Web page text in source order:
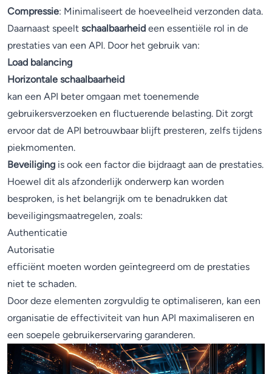
Compressie: Minimaliseert de hoeveelheid verzonden data.
Daarnaast speelt schaalbaarheid een essentiële rol in de
prestaties van een API. Door het gebruik van:
Load balancing
Horizontale schaalbaarheid
kan een API beter omgaan met toenemende
gebruikersverzoeken en fluctuerende belasting. Dit zorgt
ervoor dat de API betrouwbaar blijft presteren, zelfs tijdens
piekmomenten.
Beveiliging is ook een factor die bijdraagt aan de prestaties.
Hoewel dit als afzonderlijk onderwerp kan worden
besproken, is het belangrijk om te benadrukken dat
beveiligingsmaatregelen, zoals:
Authenticatie
Autorisatie
efficiënt moeten worden geïntegreerd om de prestaties
niet te schaden.
Door deze elementen zorgvuldig te optimaliseren, kan een
organisatie de effectiviteit van hun API maximaliseren en
een soepele gebruikerservaring garanderen.